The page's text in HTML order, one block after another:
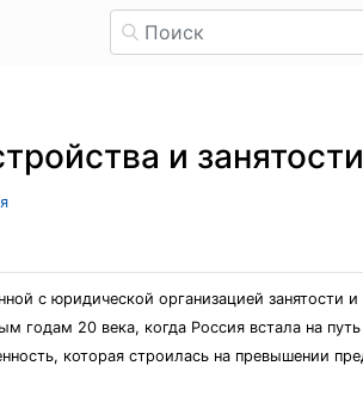
и
с юридической организацией занятости
20 века, когда Россия встала на
которая строилась на превышении